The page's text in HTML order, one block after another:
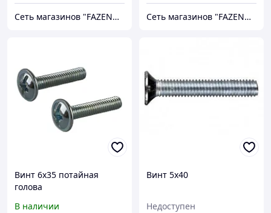
Сеть магазинов "FAZENDA" ТОО Инкомстрой Сеть магазинов "FAZENDA" ТОО Инкомстрой
Винт 6х35 потайная
голова
В наличии
Винт 5х40
Недоступен